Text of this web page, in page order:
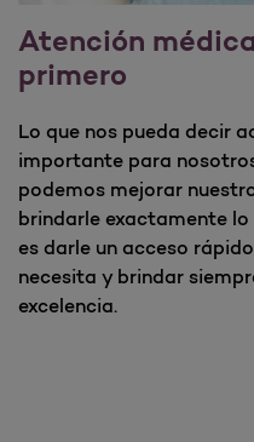
Atención
primero
Lo que nos pueda decir
importante para
podemos mejorar
brindarle exactamente
es darle un acceso
necesita y brindar
excelencia.